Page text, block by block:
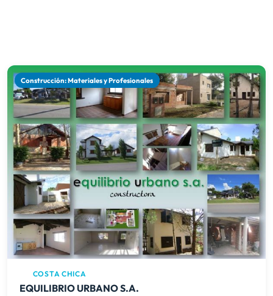
Construcción: Materiales y Profesionales
COSTA CHICA
EQUILIBRIO URBANO S.A.